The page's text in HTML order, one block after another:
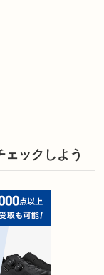
ックしよう